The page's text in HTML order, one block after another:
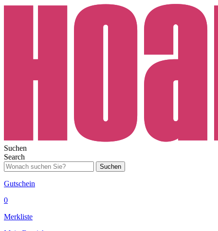
Suchen
Search
Suchen
Gutschein
0
Merkliste